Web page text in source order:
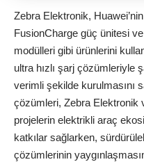
Zebra Elektronik,
FusionCharge güç ünitesi
modülleri gibi ürünlerini
ultra hızlı şarj çözümleriyle
verimli şekilde kurulmasını
çözümleri, Zebra Elektronik
projelerin elektrikli araç
katkılar sağlarken,
çözümlerinin